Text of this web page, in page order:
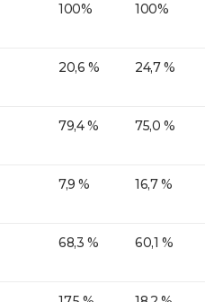
100% 100%
20,6 % 24,7 %
79,4 % 75,0 %
7,9 % 16,7 %
68,3 % 60,1 %